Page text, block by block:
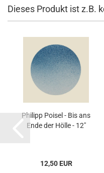
Dieses Produkt ist z.B.
Philipp Poisel - Bis ans
Ende der Hölle - 12"
12,50 EUR